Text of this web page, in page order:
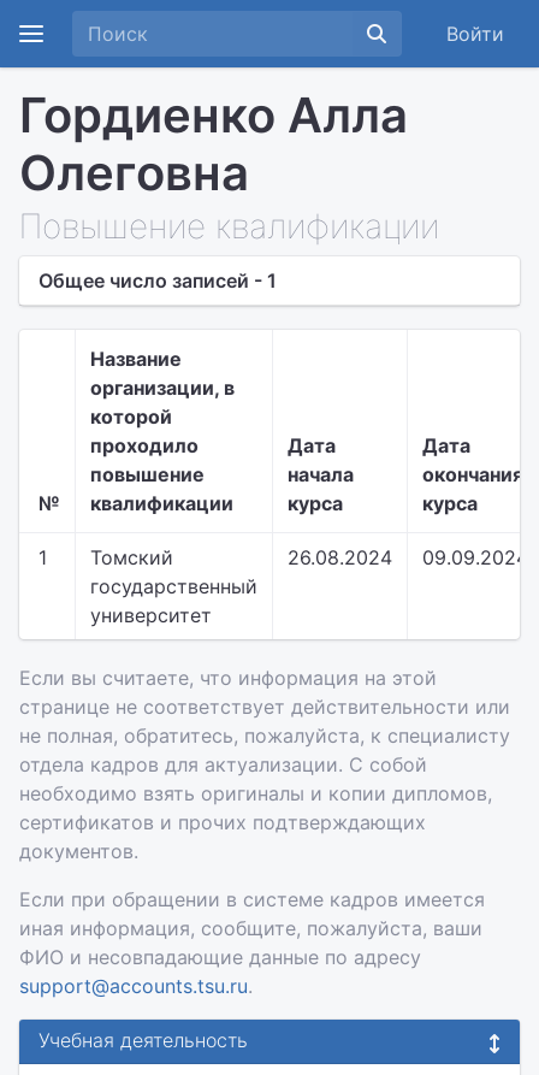
Войти
Гордиенко Алла
Олеговна
Повышение квалификации
Общее число записей - 1
№
Название
организации, в
которой
проходило
повышение
квалификации
Дата
начала
курса
Дата
окончания
курса
1
Томский
государственный
университет
26.08.2024 09.09.2024
Если вы считаете, что информация на этой
странице не соответствует действительности или
не полная, обратитесь, пожалуйста, к специалисту
отдела кадров для актуализации. С собой
необходимо взять оригиналы и копии дипломов,
сертификатов и прочих подтверждающих
документов.
Если при обращении в системе кадров имеется
иная информация, сообщите, пожалуйста, ваши
ФИО и несовпадающие данные по адресу
support@accounts.tsu.ru.
Учебная деятельность